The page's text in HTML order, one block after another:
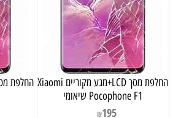
החלפת מסך LCD+מגע מקוריים Xiaomi
Pocophone F1 שיאומי
₪195